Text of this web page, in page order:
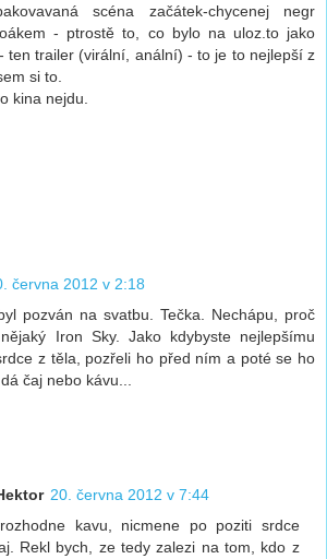
scéna začátek-chycenej negr
- ptrostě to, co bylo na uloz.to jako
ten trailer (virální, anální) - to je to nejlepší z
si to.
kina nejdu.
června 2012 v 2:18
pozván na svatbu. Tečka. Nechápu, proč
Iron Sky. Jako kdybyste nejlepšímu
z těla, pozřeli ho před ním a poté se ho
čaj nebo kávu...
20. června 2012 v 7:44
kavu, nicmene po poziti srdce
Rekl bych, ze tedy zalezi na tom, kdo z